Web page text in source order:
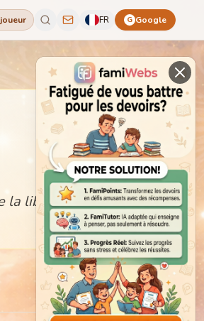
FR G Google
la liberté